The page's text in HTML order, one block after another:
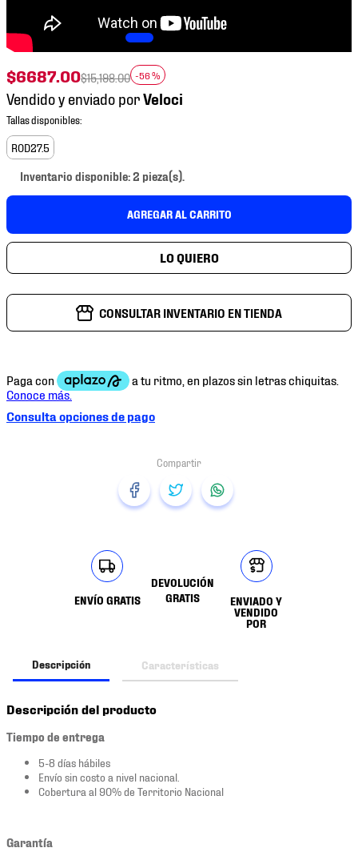
$6687.00$15,198.00 -56 %
Vendido y enviado por
ROD27.5
Inventario disponible: 2 pieza(s).
AGREGAR AL CARRITO
CONSULTAR INVENTARIO EN TIENDA
Consulta opciones de pago
ENVÍO GRATIS
DEVOLUCIÓN
GRATIS
ENVIADO Y
VENDIDO
POR
Descripción Características
Descripción del producto
Tiempo de entrega
5-8 días hábiles
Envío sin costo a nivel nacional.
Cobertura al 90% de Territorio Nacional
Garantía
8.
tenis niño
tenis nike